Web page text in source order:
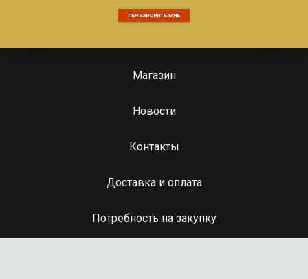
ПЕРЕЗВОНИТЕ МНЕ
Магазин
Новости
Контакты
Доставка и оплата
Потребность на закупку